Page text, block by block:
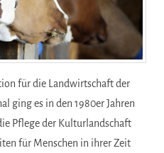
für die Landwirtschaft der
ging es in den 1980er Jahren
Pflege der Kulturlandschaft
für Menschen in ihrer Zeit